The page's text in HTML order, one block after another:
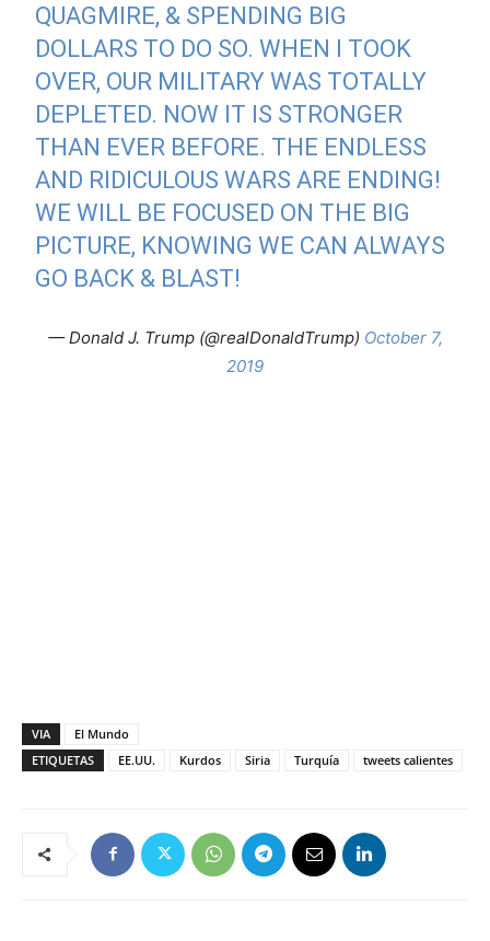
QUAGMIRE, & SPENDING BIG
DOLLARS TO DO SO. WHEN I TOOK
OVER, OUR MILITARY WAS TOTALLY
DEPLETED. NOW IT IS STRONGER
THAN EVER BEFORE. THE ENDLESS
AND RIDICULOUS WARS ARE ENDING!
WE WILL BE FOCUSED ON THE BIG
PICTURE, KNOWING WE CAN ALWAYS
GO BACK & BLAST!
— Donald J. Trump (@realDonaldTrump) October 7,
2019
VIA
El Mundo
ETIQUETAS
EE.UU. Kurdos Siria Turquía tweets calientes